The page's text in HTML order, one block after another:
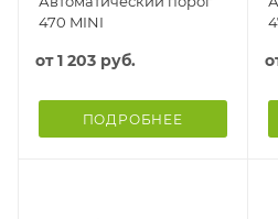
470 MINI
от1 203 руб.
ПОДРОБНЕЕ